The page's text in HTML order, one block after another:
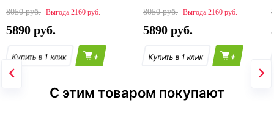
8050
2160
5890
+
8050
2160
5890
+
С этим товаром покупают